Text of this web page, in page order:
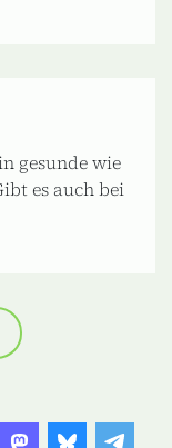
gesunde wie
es auch bei